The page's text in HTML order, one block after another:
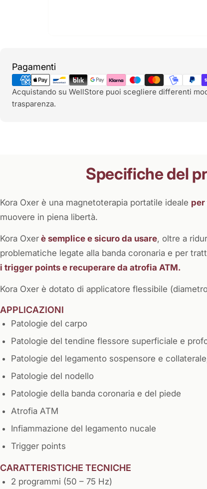
Pagamenti
Metodi
di
pagamento
Acquistando su WellStore puoi scegliere differenti
trasparenza.
Specifiche del
Kora Oxer è una magnetoterapia portatile ideale per
muovere in piena libertà.
Kora Oxer è semplice e sicuro da usare, oltre a
problematiche legate alla banda coronaria e per
i trigger points e recuperare da atrofia ATM.
Kora Oxer è dotato di applicatore flessibile
APPLICAZIONI
Patologie del carpo
Patologie del tendine flessore superficiale e
Patologie del legamento sospensore e
Patologie del nodello
Patologie della banda coronaria e del piede
Atrofia ATM
Infiammazione del legamento nucale
Trigger points
CARATTERISTICHE TECNICHE
2 programmi (50 – 75 Hz)